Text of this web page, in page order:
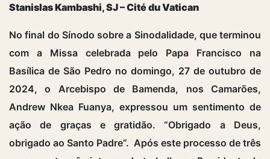
Stanislas Kambashi, SJ – Cité du Vatican
No final do Sínodo sobre a Sinodalidade, que terminou
com a Missa celebrada pelo Papa Francisco na
Basílica de São Pedro no domingo, 27 de outubro de
2024, o Arcebispo de Bamenda, nos Camarões,
Andrew Nkea Fuanya, expressou um sentimento de
ação de graças e gratidão. “Obrigado a Deus,
obrigado ao Santo Padre”. Após este processo de três